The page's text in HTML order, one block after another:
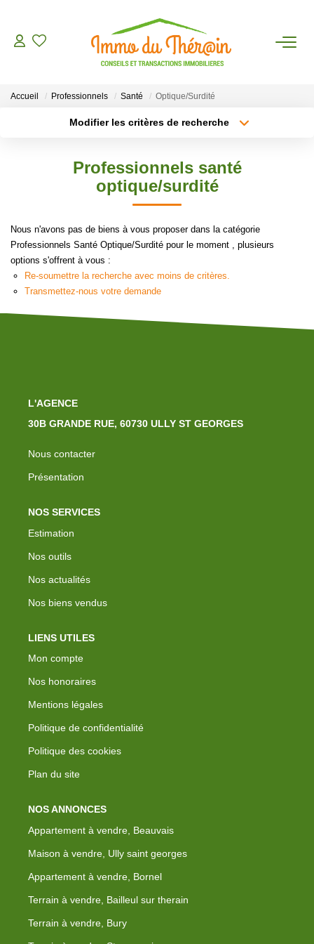
ESTIMER
AGENCE
CONTACT
Accueil Professionnels Santé Optique/Surdité
Modifier les critères de recherche
Surface min
Créer une alerte
Professionnels santé
optique/surdité
Nous n'avons pas de biens à vous proposer dans la catégorie
Professionnels Santé Optique/Surdité pour le moment , plusieurs
options s'offrent à vous :
Re-soumettre la recherche avec moins de critères.
Transmettez-nous votre demande
L'AGENCE
30B GRANDE RUE, 60730 ULLY ST GEORGES
Nous contacter
Présentation
NOS SERVICES
Estimation
Nos outils
Nos actualités
Nos biens vendus
LIENS UTILES
Mon compte
Nos honoraires
Mentions légales
Politique de confidentialité
Politique des cookies
Plan du site
NOS ANNONCES
Appartement à vendre, Beauvais
Maison à vendre, Ully saint georges
Appartement à vendre, Bornel
Terrain à vendre, Bailleul sur therain
Terrain à vendre, Bury